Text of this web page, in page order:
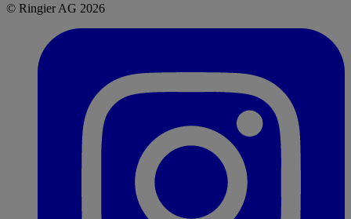
© Ringier AG 2026